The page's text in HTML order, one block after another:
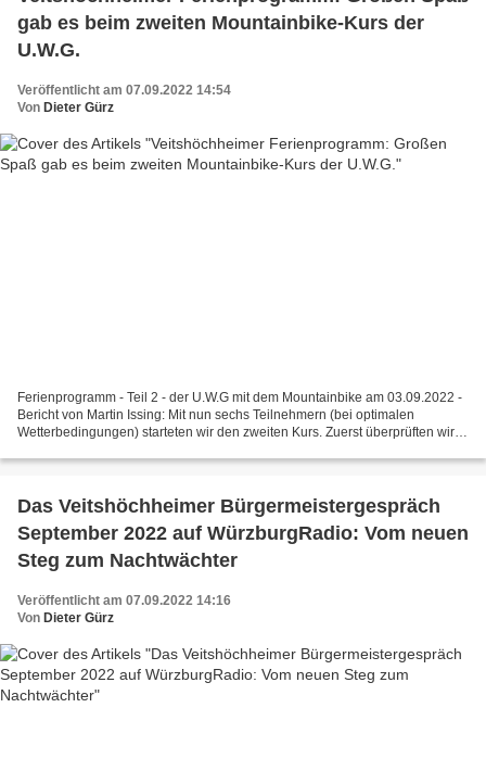
gab es beim zweiten Mountainbike-Kurs der
U.W.G.
Veröffentlicht am 07.09.2022 14:54
Von Dieter Gürz
Ferienprogramm - Teil 2 - der U.W.G mit dem Mountainbike am 03.09.2022 -
Bericht von Martin Issing: Mit nun sechs Teilnehmern (bei optimalen
Wetterbedingungen) starteten wir den zweiten Kurs. Zuerst überprüften wir
Das Veitshöchheimer Bürgermeistergespräch
September 2022 auf WürzburgRadio: Vom neuen
Steg zum Nachtwächter
Veröffentlicht am 07.09.2022 14:16
Von Dieter Gürz